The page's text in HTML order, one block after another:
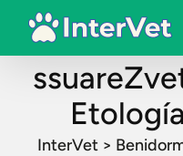
InterVet >